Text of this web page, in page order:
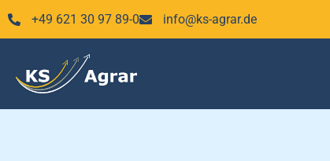
Zum
Inhalt
+49 621 30 97 89-0 info@ks-agrar.de